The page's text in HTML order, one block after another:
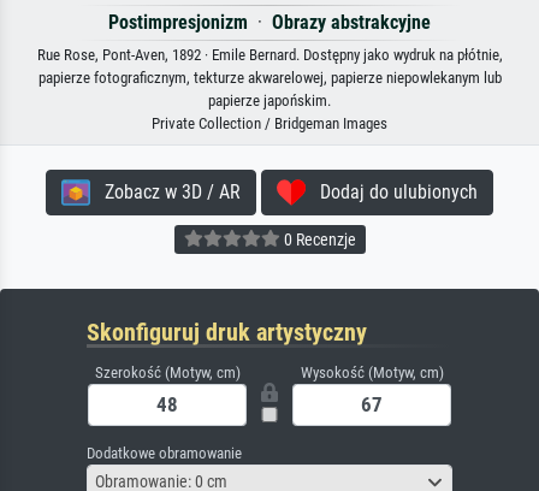
Postimpresjonizm · Obrazy abstrakcyjne
Rue Rose, Pont-Aven, 1892 · Emile Bernard. Dostępny jako wydruk na płótnie,
papierze fotograficznym, tekturze akwarelowej, papierze niepowlekanym lub
papierze japońskim.
Private Collection / Bridgeman Images
Zobacz w 3D / AR Dodaj do ulubionych
0 Recenzje
Skonfiguruj druk artystyczny
Szerokość (Motyw, cm) Wysokość (Motyw, cm)
Dodatkowe obramowanie
Obramowanie: 0 cm